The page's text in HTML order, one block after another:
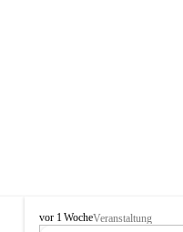
P
vor 1 WocheVeranstaltung